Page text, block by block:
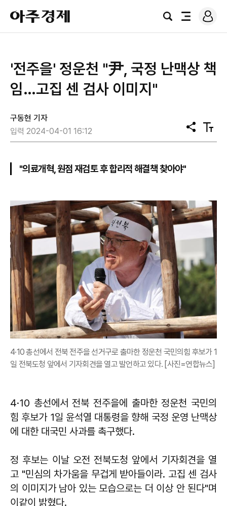
아
주
경
검
전
로
그
'전주을' 정운천 "尹, 국정 난맥상 책
임…고집 센 검사 이미지"
구동현 기자
입력 2024-04-01 16:12
공
유
텍
스
"의료개혁, 원점 재검토 후 합리적 해결책 찾아야"
4·10 총선에서 전북 전주을 선거구로 출마한 정운천 국민의힘 후보가 1
일 전북도청 앞에서 기자회견을 열고 발언하고 있다. [사진=연합뉴스]
4·10 총선에서 전북 전주을에 출마한 정운천 국민의
힘 후보가 1일 윤석열 대통령을 향해 국정 운영 난맥상
에 대한 대국민 사과를 촉구했다.
정 후보는 이날 오전 전북도청 앞에서 기자회견을 열
고 "민심의 차가움을 무겁게 받아들이라. 고집 센 검사
의 이미지가 남아 있는 모습으로는 더 이상 안 된다"며
이같이 밝혔다.